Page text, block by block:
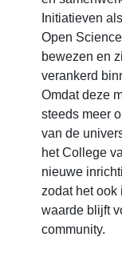
Initiatieven
Open
bewezen en
verankerd
Omdat deze
steeds meer
van de
het College
nieuwe
zodat het ook
waarde blijft
community.